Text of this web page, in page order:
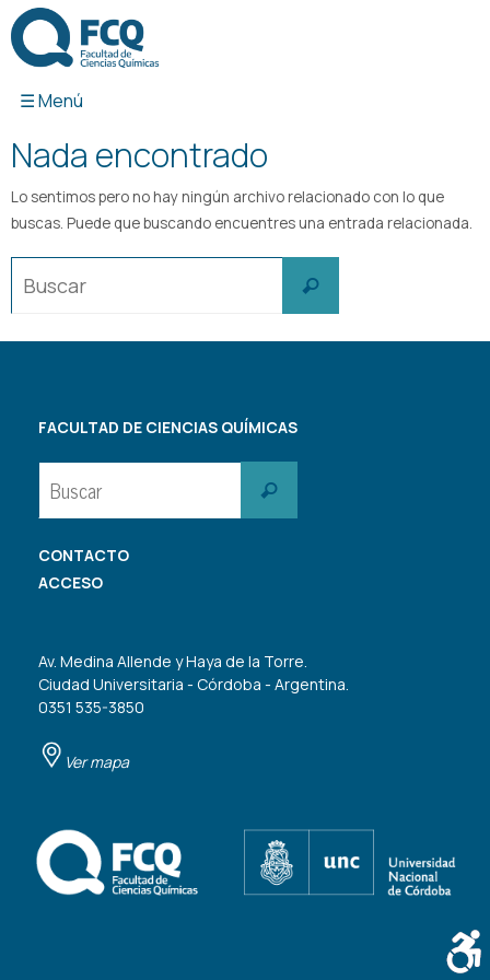
contenido
Nada encontrado
Lo sentimos pero no hay ningún archivo relacionado con lo que
buscas. Puede que buscando encuentres una entrada relacionada.
Buscar
FACULTAD DE CIENCIAS QUÍMICAS
Buscar
CONTACTO
ACCESO
Av. Medina Allende y Haya de la Torre.
Ciudad Universitaria - Córdoba - Argentina.
0351 535-3850
Ver mapa